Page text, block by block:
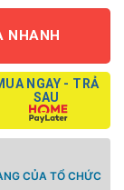
NHANH
NGAY - TRẢ
SAU
CỦA TỔ CHỨC